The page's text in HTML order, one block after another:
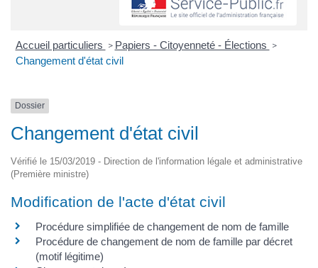
Accueil particuliers > Papiers - Citoyenneté - Élections >
Changement d'état civil
Dossier
Changement d'état civil
Vérifié le 15/03/2019 - Direction de l'information légale et administrative
(Première ministre)
Modification de l'acte d'état civil
Procédure simplifiée de changement de nom de famille
Procédure de changement de nom de famille par décret
(motif légitime)